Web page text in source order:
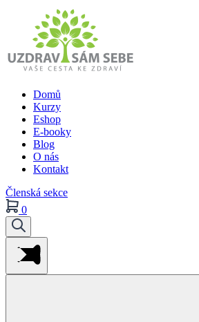
Domů
Kurzy
Eshop
E-booky
Blog
O nás
Kontakt
Členská sekce
0